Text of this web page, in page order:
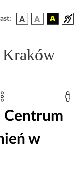
Centrum
w